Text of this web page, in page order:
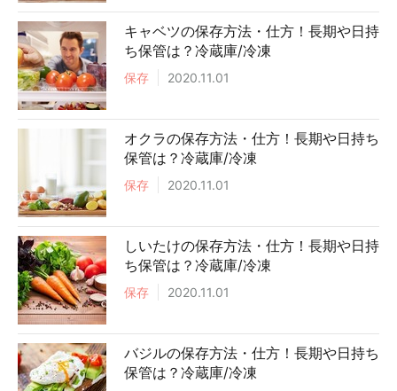
キャベツの保存方法・仕方！長期や日持
ち保管は？冷蔵庫/冷凍
保存 2020.11.01
オクラの保存方法・仕方！長期や日持ち
保管は？冷蔵庫/冷凍
保存 2020.11.01
しいたけの保存方法・仕方！長期や日持
ち保管は？冷蔵庫/冷凍
保存 2020.11.01
バジルの保存方法・仕方！長期や日持ち
保管は？冷蔵庫/冷凍